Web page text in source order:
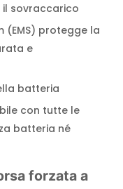
sovraccarico
(EMS) protegge la
e
batteria
con tutte le
batteria né
forzata a